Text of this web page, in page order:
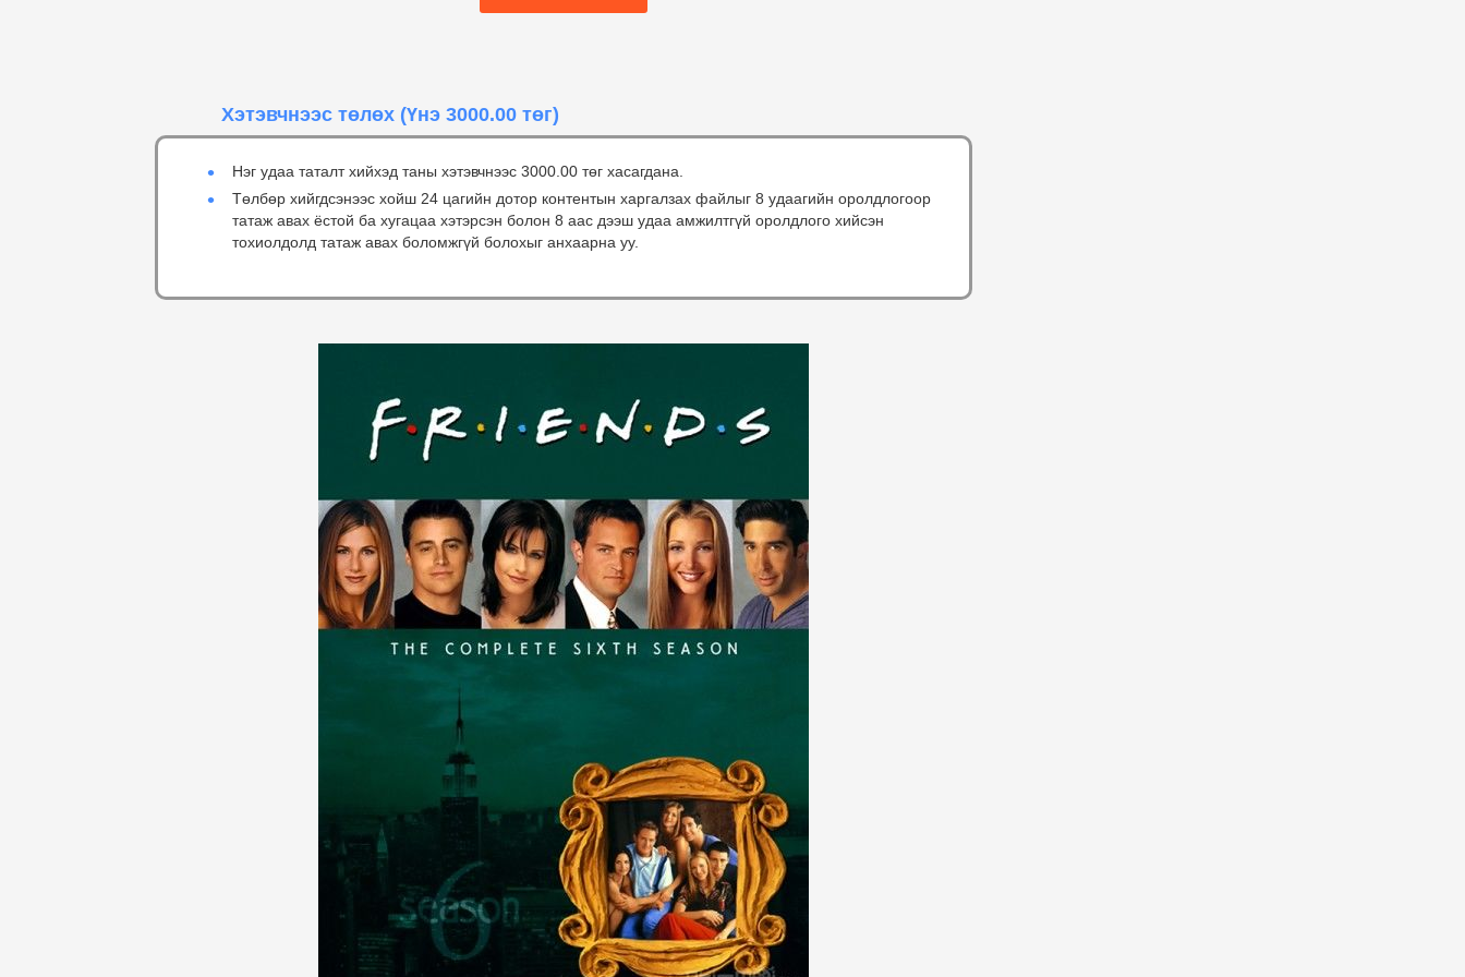
Хэтэвчнээс төлөх (Үнэ 3000.00 төг)
Нэг удаа таталт хийхэд таны хэтэвчнээс 3000.00 төг хасагдана.
Төлбөр хийгдсэнээс хойш 24 цагийн дотор контентын харгалзах файлыг 8 удаагийн оролдлогоор
татаж авах ёстой ба хугацаа хэтэрсэн болон 8 аас дээш удаа амжилтгүй оролдлого хийсэн
тохиолдолд татаж авах боломжгүй болохыг анхаарна уу.